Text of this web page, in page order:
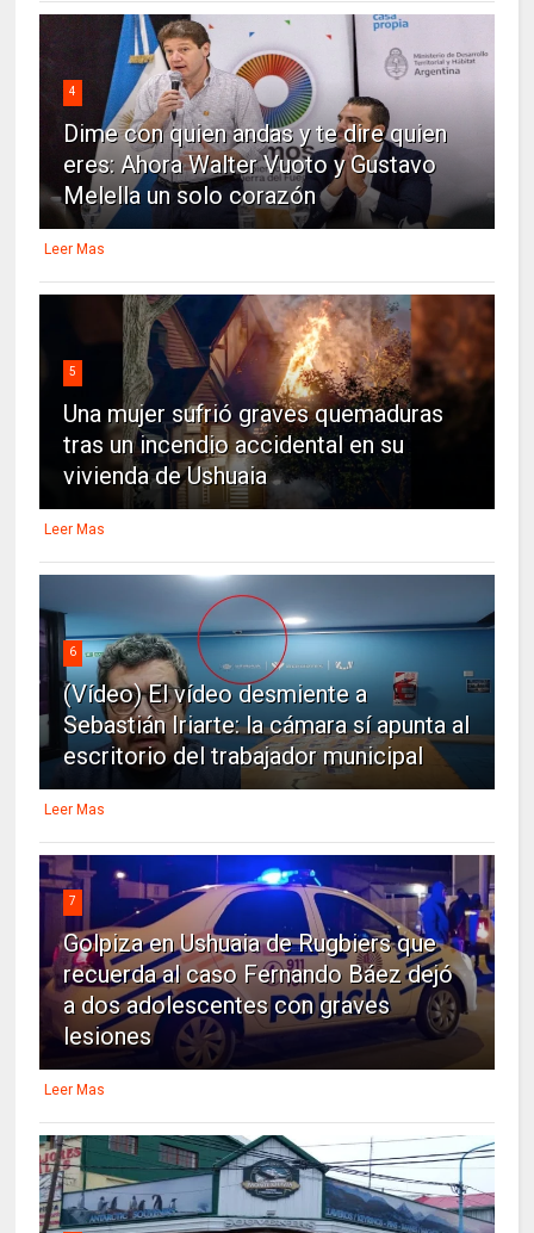
4
Dime con quien andas y te dire quien
eres: Ahora Walter Vuoto y Gustavo
Melella un solo corazón
Leer Mas
5
Una mujer sufrió graves quemaduras
tras un incendio accidental en su
vivienda de Ushuaia
Leer Mas
6
(Vídeo) El vídeo desmiente a
Sebastián Iriarte: la cámara sí apunta al
escritorio del trabajador municipal
Leer Mas
7
Golpiza en Ushuaia de Rugbiers que
recuerda al caso Fernando Báez dejó
a dos adolescentes con graves
lesiones
Leer Mas